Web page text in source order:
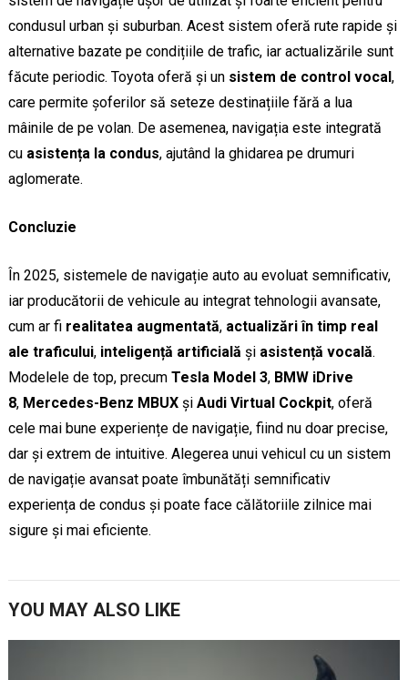
condusul urban și suburban. Acest sistem oferă rute rapide și
alternative bazate pe condițiile de trafic, iar actualizările sunt
făcute periodic. Toyota oferă și un sistem de control vocal,
care permite șoferilor să seteze destinațiile fără a lua
mâinile de pe volan. De asemenea, navigația este integrată
cu asistența la condus, ajutând la ghidarea pe drumuri
aglomerate.
Concluzie
În 2025, sistemele de navigație auto au evoluat semnificativ,
iar producătorii de vehicule au integrat tehnologii avansate,
cum ar fi realitatea augmentată, actualizări în timp real
ale traficului, inteligență artificială și asistență vocală.
Modelele de top, precum Tesla Model 3, BMW iDrive
8, Mercedes-Benz MBUXși Audi Virtual Cockpit, oferă
cele mai bune experiențe de navigație, fiind nu doar precise,
dar și extrem de intuitive. Alegerea unui vehicul cu un sistem
de navigație avansat poate îmbunătăți semnificativ
experiența de condus și poate face călătoriile zilnice mai
sigure și mai eficiente.
YOU MAY ALSO LIKE